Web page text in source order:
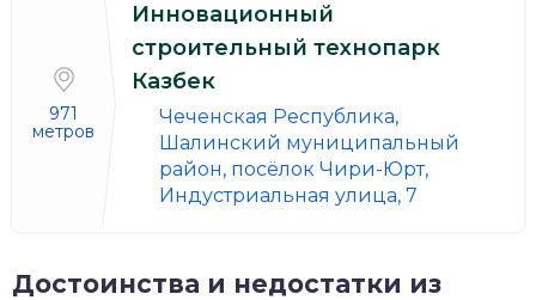
971
метров
Инновационный
строительный технопарк
Казбек
Чеченская Республика,
Шалинский муниципальный
район, посёлок Чири-Юрт,
Индустриальная улица, 7
Достоинства и недостатки из